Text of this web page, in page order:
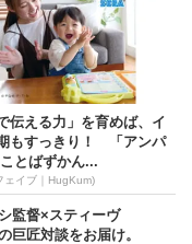
伝える力」を育めば、イ
もすっきり！ 「アンパ
とばずかん...
ェイブ｜HugKum)
監督×スティーヴ
巨匠対談をお届け。